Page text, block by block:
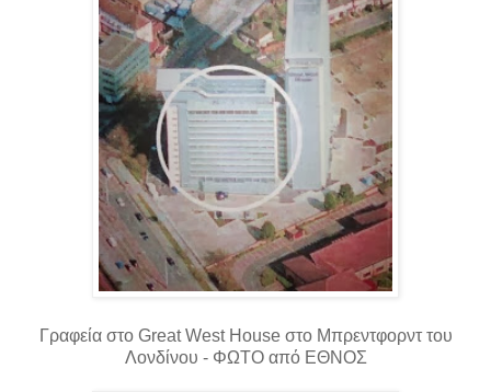
Γραφεία στο Great West House στο Μπρεντφορντ του
Λονδίνου - ΦΩΤΟ από ΕΘΝΟΣ